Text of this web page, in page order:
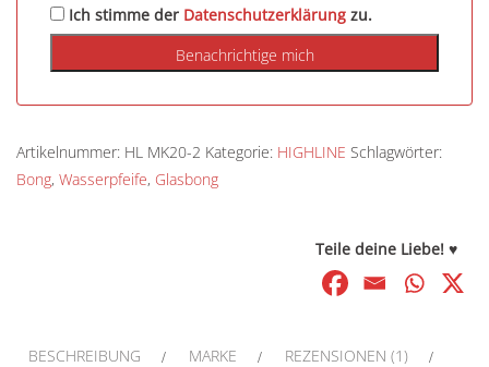
Ich stimme der Datenschutzerklärung zu.
Artikelnummer: HL MK20-2 Kategorie: HIGHLINE Schlagwörter:
Bong, Wasserpfeife, Glasbong
Teile deine Liebe! ♥
BESCHREIBUNG MARKE REZENSIONEN (1)